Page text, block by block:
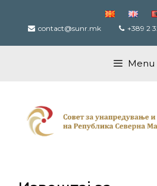
content contact@sunr.mk +389 2
Menu